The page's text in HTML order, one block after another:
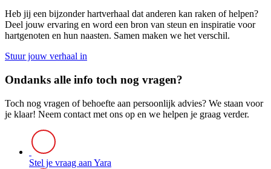
Heb jij een bijzonder hartverhaal dat anderen kan raken of helpen?
Deel jouw ervaring en word een bron van steun en inspiratie voor
hartgenoten en hun naasten. Samen maken we het verschil.
Stuur jouw verhaal in
Ondanks alle info toch nog vragen?
Toch nog vragen of behoefte aan persoonlijk advies? We staan voor
je klaar! Neem contact met ons op en we helpen je graag verder.
Stel je vraag aan Yara